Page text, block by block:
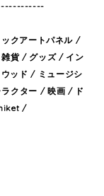
クアートパネル /
貨 / グッズ / イン
ッド / ミュージシ
クター / 映画 / ド
/